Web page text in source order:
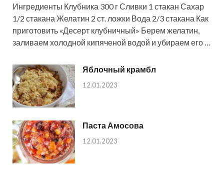
Ингредиенты Клубника 300 г Сливки 1 стакан Сахар
1/2 стакана Желатин 2 ст. ложки Вода 2/3 стакана Как
приготовить «Десерт клубничный» Берем желатин,
заливаем холодной кипяченой водой и убираем его …
Яблочный крамбл
12.01.2023
Паста Амосова
12.01.2023